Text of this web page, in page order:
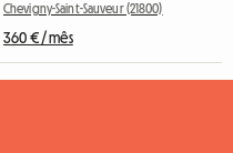
Chevigny-Saint-Sauveur (21800)
360 € / mês